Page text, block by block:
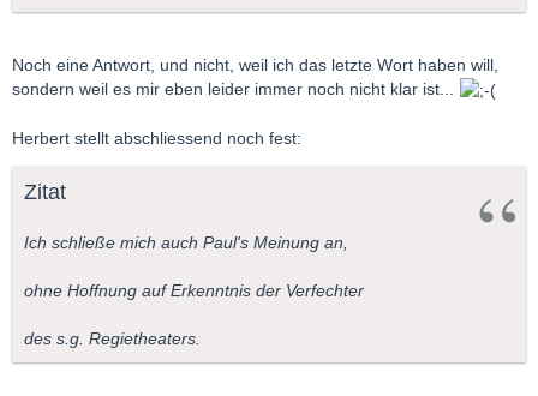
Wenn Du willst, kannst Du das als ein Axiom betrachten. Warum
wurde damals die Oper/Operette (denn auch dafür gilt es)
wurde ein derartiges Libretto geschrieben?".
Nimm "Das Land des Lächelns". Paßt jene "chinesische" Musik
in Süd Amerika? Nur weil ein Regisseur meint, es passiert was
wichtiges dort, und er versucht uns das zu deuten. Oder Irak.
Und obwohl mein Beispiel der Entführung kein schönes Beispiel
versuchen die politischen/wirtschaftlichen/sozialen/usw
Noch eine Antwort, und nicht, weil ich das letzte Wort haben will,
sondern weil es mir eben leider immer noch nicht klar ist...
Herbert stellt abschliessend noch fest:
Zitat
Ich schließe mich auch Paul's Meinung an,
ohne Hoffnung auf Erkenntnis der Verfechter
des s.g. Regietheaters.